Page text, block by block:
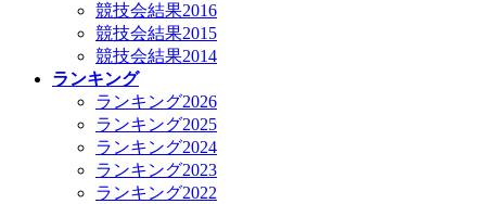
競技会結果2016
競技会結果2015
競技会結果2014
ランキング
ランキング2026
ランキング2025
ランキング2024
ランキング2023
ランキング2022